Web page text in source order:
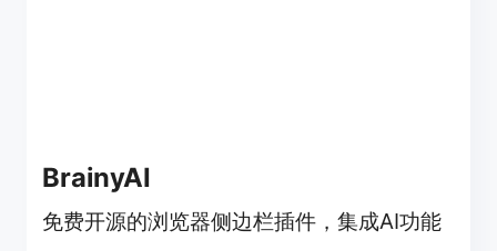
BrainyAI
免费开源的浏览器侧边栏插件，集成AI功能